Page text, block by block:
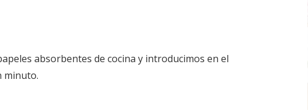
absorbentes de cocina y introducimos en el
minuto.